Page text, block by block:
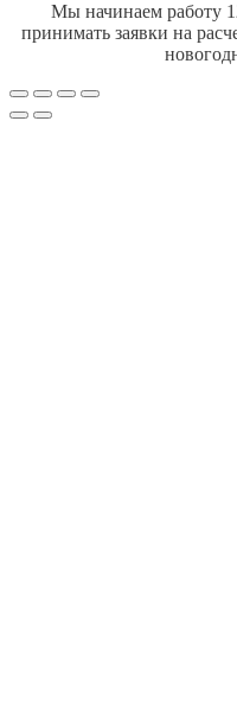
Мы начинаем работу
принимать заявки на